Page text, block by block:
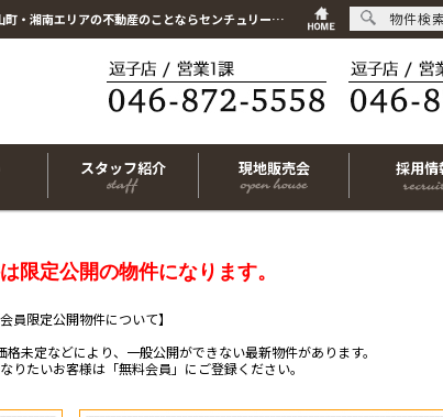
こちらは会員物件です【im-316386｜茅ヶ崎市松林1丁目｜新築一戸建て｜4LDK】｜逗子市・葉山町・湘南エリアの不動産のことならセンチュリー21リビングライフにお任せください！
スタッフ紹介 現地販売会 採用情
限定公開の物件になります。
会員限定公開物件について】
未定などにより、一般公開ができない最新物件があります。
りたいお客様は「無料会員」にご登録ください。
物件検